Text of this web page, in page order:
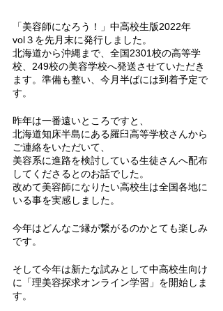
「美容師になろう！」中高校生版2022年
vol３を先月末に発行しました。
北海道から沖縄まで、全国2301校の高等学
校、249校の美容学校へ発送させていただき
ます。準備も整い、今月半ばには到着予定で
す。
昨年は一番遠いところですと、
北海道知床半島にある羅臼高等学校さんから
ご連絡をいただいて、
美容系に進路を検討している生徒さんへ配布
してくださるとのお話でした。
改めて美容師になりたい高校生は全国各地に
いる事を実感しました。
今年はどんなご縁が繋がるのかとても楽しみ
です。
そして今年は新たな試みとして中高校生向け
に「理美容探求オンライン学習」を開始しま
す。